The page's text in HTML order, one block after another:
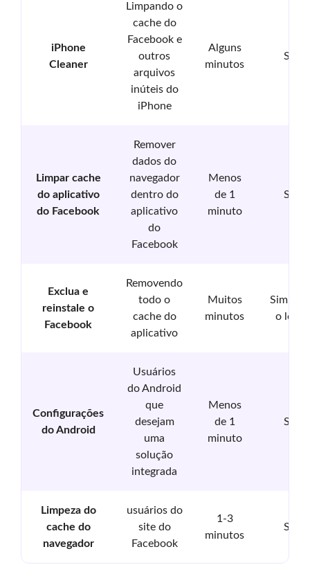
iPhone
Cleaner
Limpando o
cache do
Facebook e
outros
arquivos
inúteis do
iPhone
Alguns
minutos
Sim
Limpar cache
do aplicativo
do Facebook
Remover
dados do
navegador
dentro do
aplicativo
do
Facebook
Menos
de 1
minuto
Sim
Exclua e
reinstale o
Facebook
Removendo
todo o
cache do
aplicativo
Muitos
minutos
Sim
o login)
Configurações
do Android
Usuários
do Android
que
desejam
uma
solução
integrada
Menos
de 1
minuto
Sim
Limpeza do
cache do
navegador
usuários do
site do
Facebook
1-3
minutos
Sim